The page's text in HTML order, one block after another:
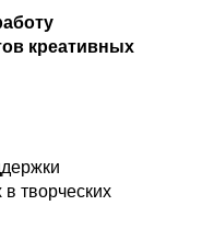
креативных
творческих